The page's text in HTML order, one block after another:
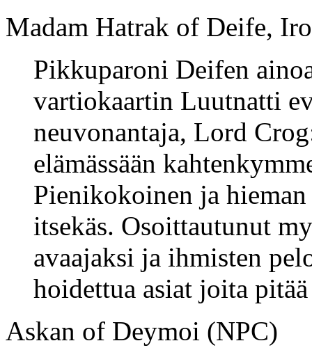
Madam Hatrak of Deife,
Pikkuparoni Deifen
vartiokaartin Luutnatti
neuvonantaja, Lord
elämässään
Pienikokoinen ja
itsekäs. Osoittautunut
avaajaksi ja ihmisten
hoidettua asiat joita
Askan of Deymoi (NPC)